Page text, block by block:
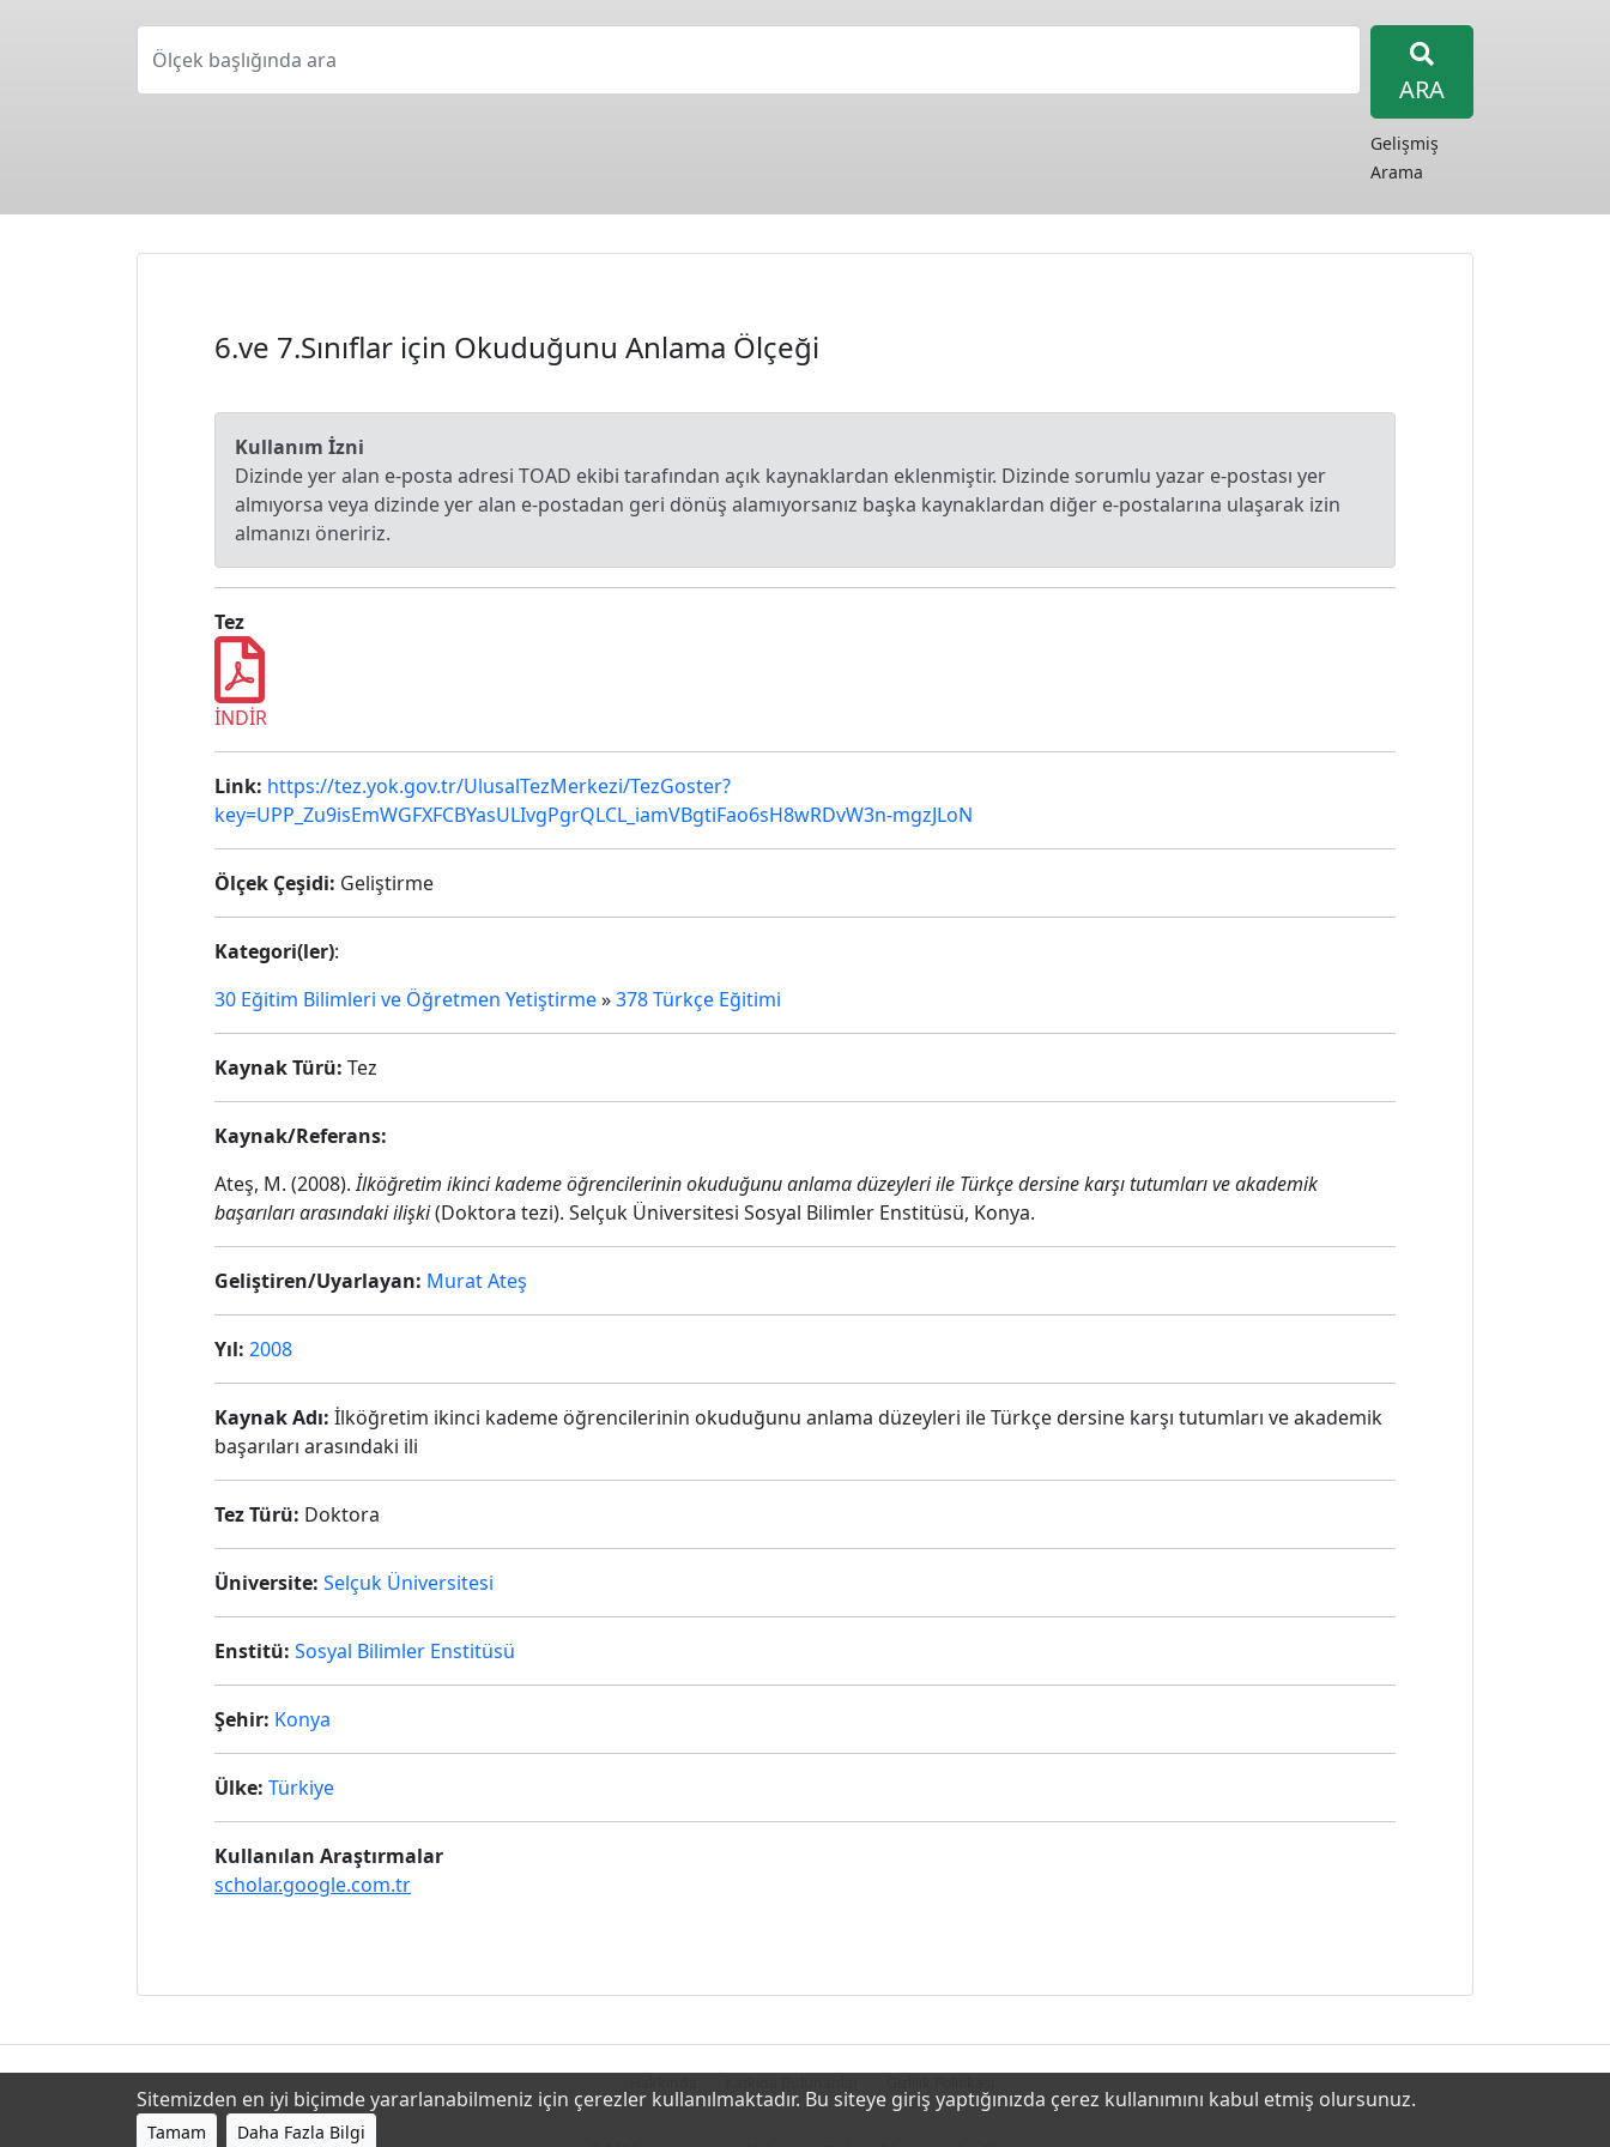
Ölçek başlığında ara
ARA
Gelişmiş
Arama
6.ve 7.Sınıflar için Okuduğunu Anlama Ölçeği
Kullanım İzni
Dizinde yer alan e-posta adresi TOAD ekibi tarafından açık kaynaklardan eklenmiştir. Dizinde sorumlu yazar e-postası yer
almıyorsa veya dizinde yer alan e-postadan geri dönüş alamıyorsanız başka kaynaklardan diğer e-postalarına ulaşarak izin
almanızı öneririz.
Tez
İNDİR
Link: https://tez.yok.gov.tr/UlusalTezMerkezi/TezGoster?
key=UPP_Zu9isEmWGFXFCBYasULIvgPgrQLCL_iamVBgtiFao6sH8wRDvW3n-mgzJLoN
Ölçek Çeşidi: Geliştirme
Kategori(ler):
30 Eğitim Bilimleri ve Öğretmen Yetiştirme»378 Türkçe Eğitimi
Kaynak Türü: Tez
Kaynak/Referans:
Ateş, M. (2008).İlköğretim ikinci kademe öğrencilerinin okuduğunu anlama düzeyleri ile Türkçe dersine karşı tutumları ve akademik
başarıları arasındaki ilişki(Doktora tezi). Selçuk Üniversitesi Sosyal Bilimler Enstitüsü, Konya.
Geliştiren/Uyarlayan: Murat Ateş
Yıl: 2008
Kaynak Adı: İlköğretim ikinci kademe öğrencilerinin okuduğunu anlama düzeyleri ile Türkçe dersine karşı tutumları ve akademik
başarıları arasındaki ili
Tez Türü: Doktora
Üniversite: Selçuk Üniversitesi
Enstitü: Sosyal Bilimler Enstitüsü
Şehir: Konya
Ülke: Türkiye
Kullanılan Araştırmalar
scholar.google.com.tr
Sitemizden en iyi biçimde yararlanabilmeniz için çerezler kullanılmaktadır. Bu siteye giriş yaptığınızda çerez kullanımını kabul etmiş olursunuz.
Tamam Daha Fazla Bilgi